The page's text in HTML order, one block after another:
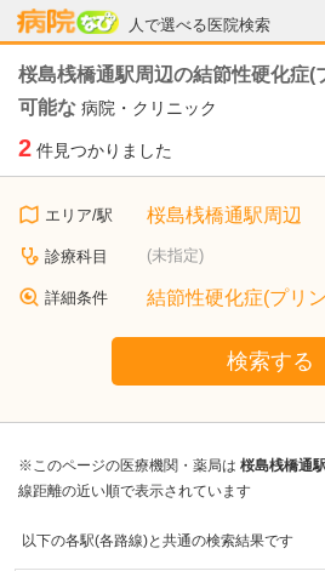
人で選べる医院検索
病院なび
桜島桟橋通駅周辺の結節性硬化症(
可能な 病院・クリニック
2 件見つかりました
エリア/駅 桜島桟橋通駅周辺
診療科目 (未指定)
詳細条件 結節性硬化症(プリ
検索する
※このページの医療機関・薬局は 桜島桟橋通
線距離の近い順で表示されています
以下の各駅(各路線)と共通の検索結果です